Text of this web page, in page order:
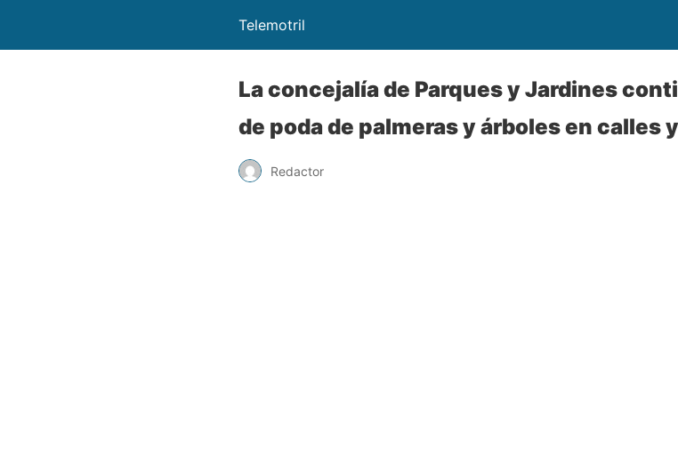
Telemotril
La concejalía de Parques y Jardines
de poda de palmeras y árboles en calles
Redactor